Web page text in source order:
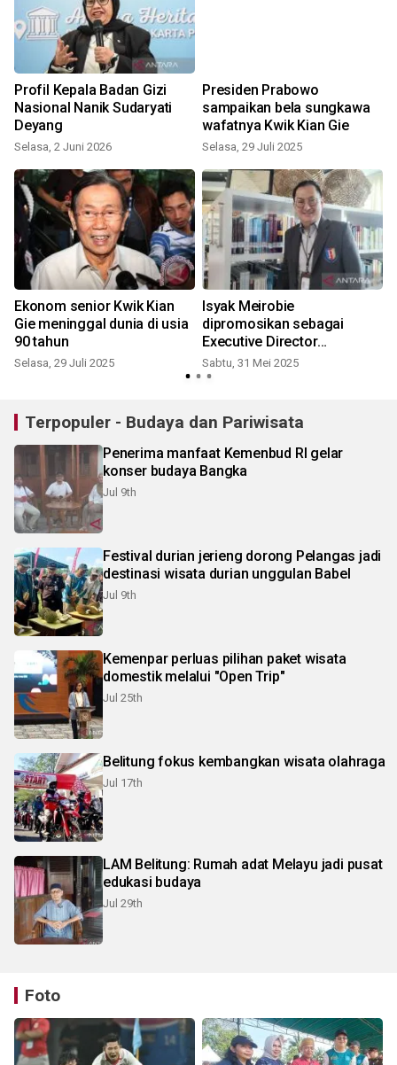
Profil Kepala Badan Gizi
Nasional Nanik Sudaryati
Deyang
Selasa, 2 Juni 2026
Presiden Prabowo
sampaikan bela sungkawa
wafatnya Kwik Kian Gie
Selasa, 29 Juli 2025
Ekonom senior Kwik Kian
Gie meninggal dunia di usia
90 tahun
Selasa, 29 Juli 2025
Isyak Meirobie
dipromosikan sebagai
Executive Director
Podomoro University
Sabtu, 31 Mei 2025
Terpopuler - Budaya dan Pariwisata
Penerima manfaat Kemenbud RI gelar
konser budaya Bangka
Jul 9th
Festival durian jerieng dorong Pelangas jadi
destinasi wisata durian unggulan Babel
Jul 9th
Kemenpar perluas pilihan paket wisata
domestik melalui "Open Trip"
Jul 25th
Belitung fokus kembangkan wisata olahraga
Jul 17th
LAM Belitung: Rumah adat Melayu jadi pusat
edukasi budaya
Jul 29th
Foto